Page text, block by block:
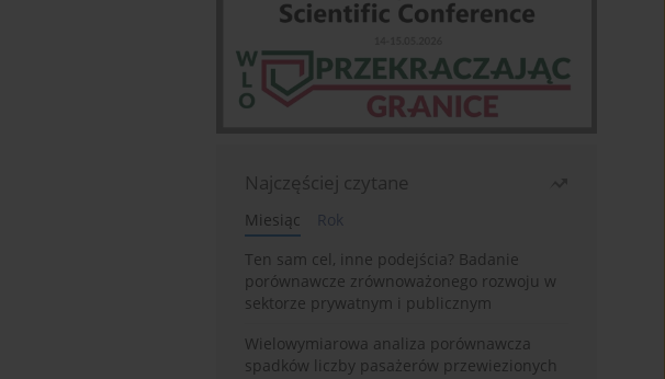
Najczęściej czytane
Miesiąc
Rok
Ten sam cel, inne podejścia? Badanie
porównawcze zrównoważonego rozwoju w
sektorze prywatnym i publicznym
Wielowymiarowa analiza porównawcza
spadków liczby pasażerów przewiezionych